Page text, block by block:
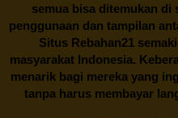
semua bisa ditemukan di
penggunaan dan tampilan
Situs Rebahan21
masyarakat Indonesia.
menarik bagi mereka yang
tanpa harus membayar